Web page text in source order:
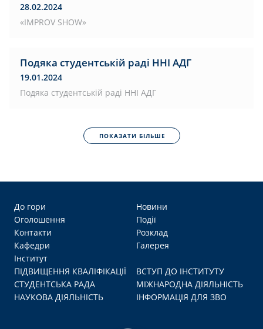
28.02.2024
«IMPROV SHOW»
Подяка студентській раді ННІ АДГ
19.01.2024
Подяка студентській раді ННІ АДГ
ПОКАЗАТИ БІЛЬШЕ
До гори
Новини
Оголошення
Події
Контакти
Розклад
Кафедри
Галерея
Інститут
ПІДВИЩЕННЯ КВАЛІФІКАЦІЇ
ВСТУП ДО ІНСТИТУТУ
СТУДЕНТСЬКА РАДА
МІЖНАРОДНА ДІЯЛЬНІСТЬ
НАУКОВА ДІЯЛЬНІСТЬ
ІНФОРМАЦІЯ ДЛЯ ЗВО